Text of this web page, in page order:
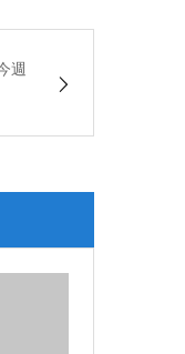
週